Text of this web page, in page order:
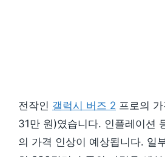
전작인 갤럭시 버즈 2 프로의
31만 원)였습니다. 인플레이션
의 가격 인상이 예상됩니다. 일